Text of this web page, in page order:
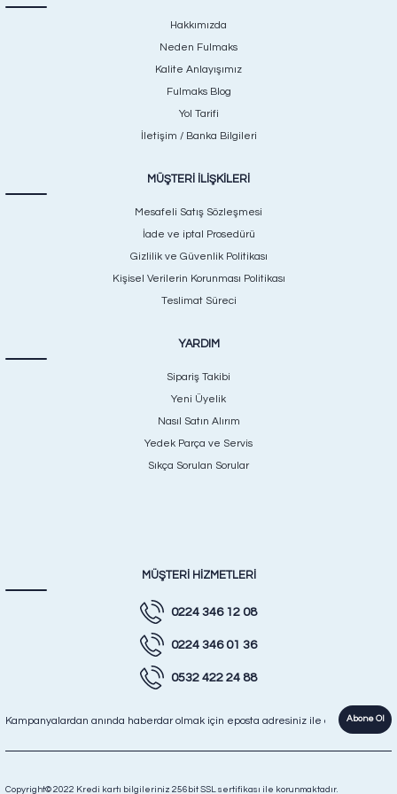
Hakkımızda
Neden Fulmaks
Kalite Anlayışımız
Fulmaks Blog
Yol Tarifi
İletişim / Banka Bilgileri
MÜŞTERİ İLİŞKİLERİ
Mesafeli Satış Sözleşmesi
İade ve iptal Prosedürü
Gizlilik ve Güvenlik Politikası
Kişisel Verilerin Korunması Politikası
Teslimat Süreci
YARDIM
Sipariş Takibi
Yeni Üyelik
Nasıl Satın Alırım
Yedek Parça ve Servis
Sıkça Sorulan Sorular
MÜŞTERİ HİZMETLERİ
0224 346 12 08
0224 346 01 36
0532 422 24 88
Abone Ol
Copyright© 2022 Kredi kartı bilgileriniz 256bit SSL sertifikası ile korunmaktadır.